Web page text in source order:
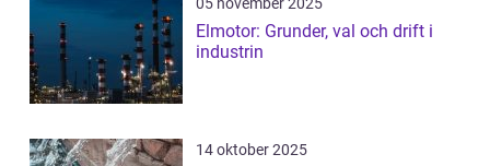
Elmotor: Grunder, val och drift i
industrin
14 oktober 2025